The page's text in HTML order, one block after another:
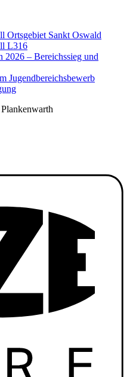
Ortsgebiet Sankt Oswald
L316
2026 – Bereichssieg und
Jugendbereichsbewerb